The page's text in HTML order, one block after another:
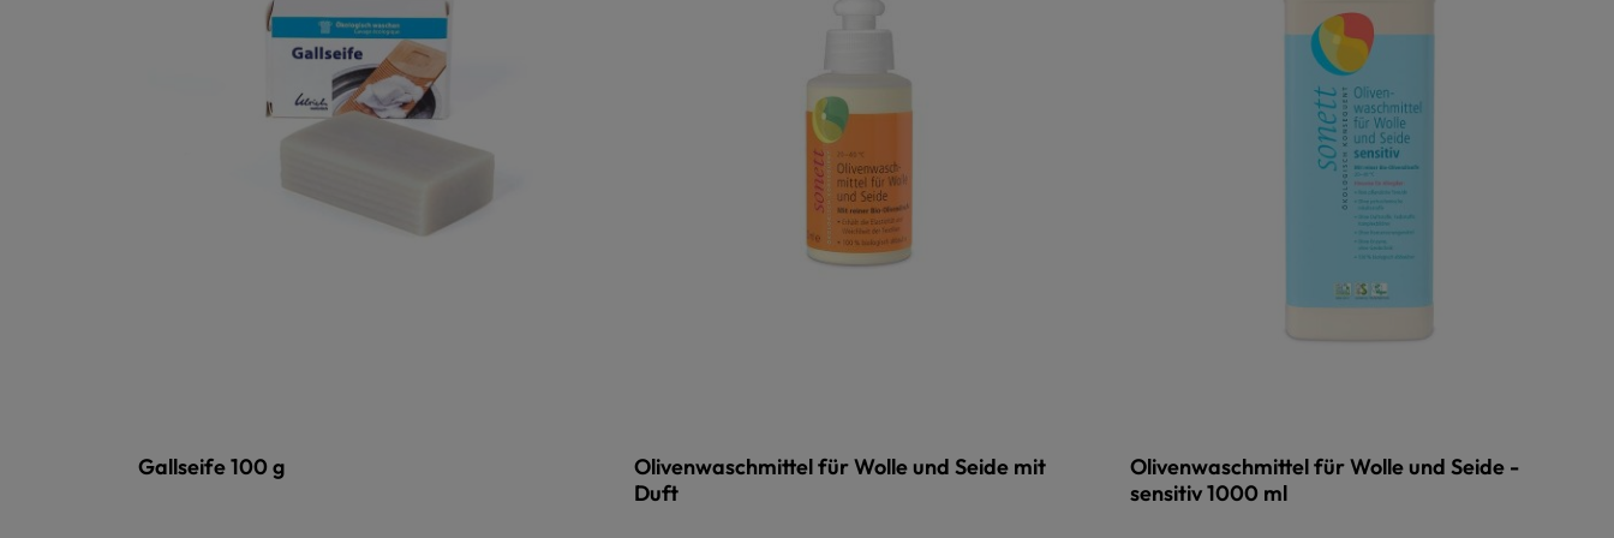
Gallseife 100 g
Olivenwaschmittel für Wolle und Seide mit
Duft
Olivenwaschmittel für Wolle und Seide -
sensitiv 1000 ml